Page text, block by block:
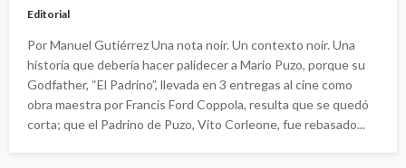
Editorial
Por Manuel Gutiérrez Una nota noir. Un contexto noir. Una
historia que debería hacer palidecer a Mario Puzo, porque su
Godfather, “El Padrino”, llevada en 3 entregas al cine como
obra maestra por Francis Ford Coppola, resulta que se quedó
corta; que el Padrino de Puzo, Vito Corleone, fue rebasado...